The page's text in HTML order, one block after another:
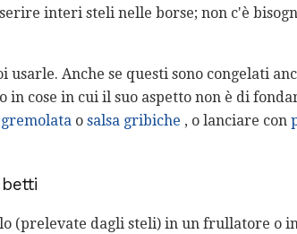
interi steli nelle borse; non c'è
usarle. Anche se questi sono congelati
cose in cui il suo aspetto non è di
gremolata o salsa gribiche , o lanciare con
(prelevate dagli steli) in un frullatore o